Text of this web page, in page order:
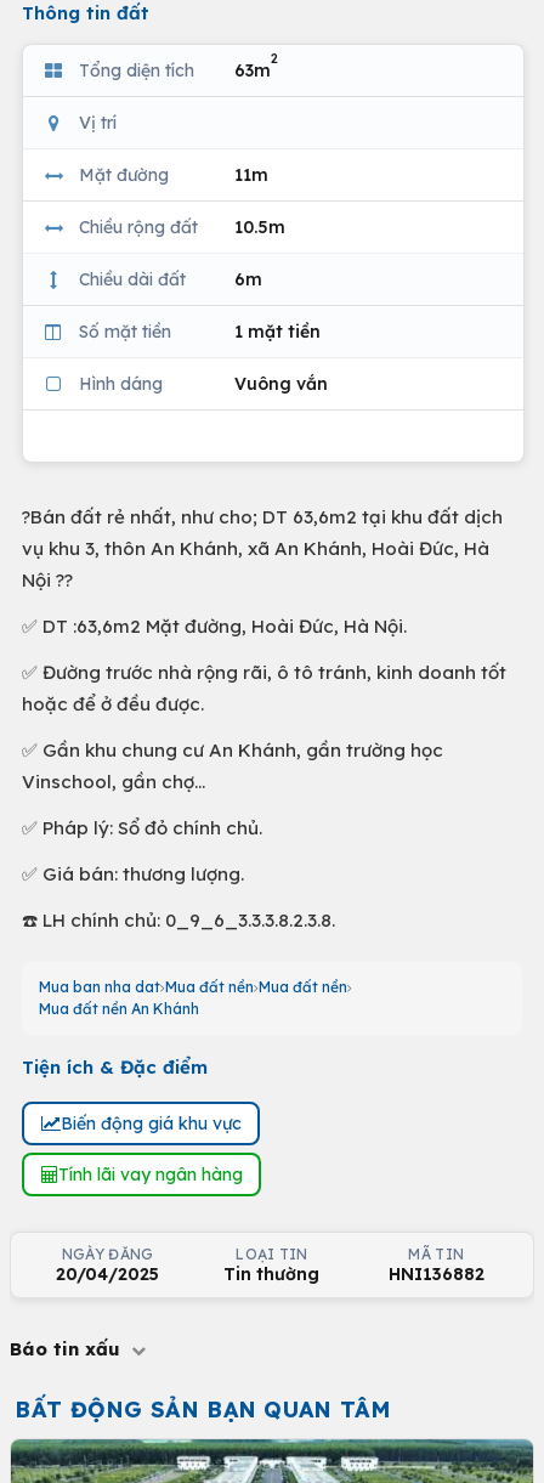
Thông tin đất
Tổng diện tích 63m
2
Vị trí
Mặt đường 11m
Chiều rộng đất 10.5m
Chiều dài đất 6m
Số mặt tiền 1 mặt tiền
Hình dáng Vuông vắn
?Bán đất rẻ nhất, như cho; DT 63,6m2 tại khu đất dịch
vụ khu 3, thôn An Khánh, xã An Khánh, Hoài Đức, Hà
Nội ??
✅ DT :63,6m2 Mặt đường, Hoài Đức, Hà Nội.
✅ Đường trước nhà rộng rãi, ô tô tránh, kinh doanh tốt
hoặc để ở đều được.
✅ Gần khu chung cư An Khánh, gần trường học
Vinschool, gần chợ…
✅ Pháp lý: Sổ đỏ chính chủ.
✅ Giá bán: thương lượng.
☎️ LH chính chủ: 0_9_6_3.3.3.8.2.3.8.
Mua ban nha dat Mua đất nền Mua đất nền
Mua đất nền An Khánh
Tiện ích & Đặc điểm
Biến động giá khu vực
Tính lãi vay ngân hàng
NGÀY ĐĂNG
20/04/2025
LOẠI TIN
Tin thường
MÃ TIN
HNI136882
Báo tin xấu
BẤT ĐỘNG SẢN BẠN QUAN TÂM